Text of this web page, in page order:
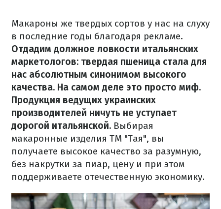
Макароны же твердых сортов у нас на слуху
в последние годы благодаря рекламе.
Отдадим должное ловкости итальянских
маркетологов: твердая пшеница стала для
нас абсолютным синонимом высокого
качества. На самом деле это просто миф.
Продукция ведущих украинских
производителей ничуть не уступает
дорогой итальянской. Выбирая
макаронные изделия ТМ "Тая", вы
получаете высокое качество за разумную,
без накрутки за пиар, цену и при этом
поддерживаете отечественную экономику.